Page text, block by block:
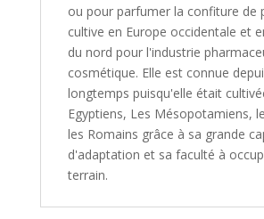
ou pour parfumer la confiture de
cultive en Europe occidentale et
du nord pour l'industrie
cosmétique. Elle est connue
longtemps puisqu'elle était
Egyptiens, Les Mésopotamiens,
les Romains grâce à sa grande
d'adaptation et sa faculté à
terrain.